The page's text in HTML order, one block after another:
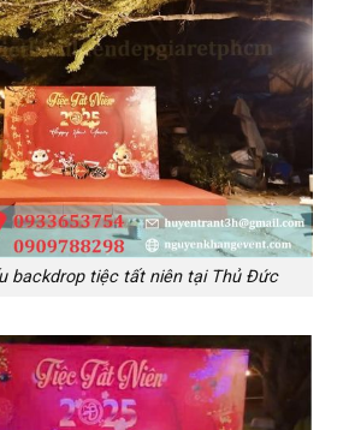
backdrop tiệc tất niên tại Thủ Đức